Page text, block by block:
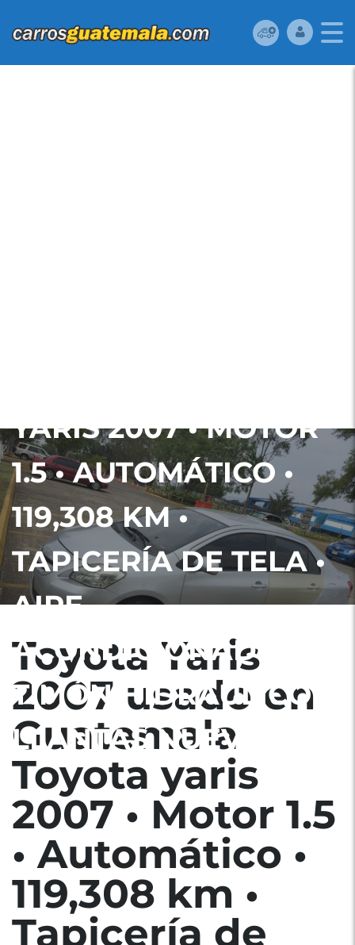
YARIS 2007 • MOTOR
1.5 • AUTOMÁTICO •
119,308 KM •
TAPICERÍA DE TELA •
AIRE
ACONDICIONADO •
TIMÓN HIDRÁULICO •
LLANTAS NUEVAS
Toyota Yaris
2007 usado en
Guatemala
Toyota yaris
2007 • Motor 1.5
• Automático •
119,308 km •
Tapicería de